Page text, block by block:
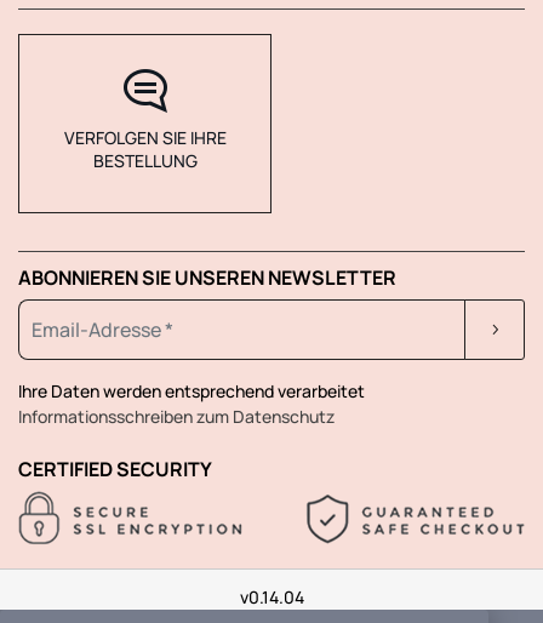
VERFOLGEN SIE IHRE
BESTELLUNG
ABONNIEREN SIE UNSEREN NEWSLETTER
Ihre Daten werden entsprechend verarbeitet
Informationsschreiben zum Datenschutz
CERTIFIED SECURITY
v0.14.04